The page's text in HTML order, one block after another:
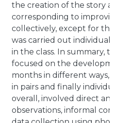
the creation of the story
corresponding to
collectively, except for the
was carried out
in the class. In summary,
focused on the
months in different ways,
in pairs and finally
overall, involved direct
observations, informal